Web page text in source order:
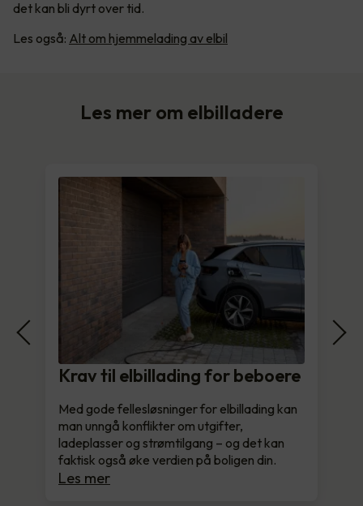
det kan bli dyrt over tid.
Les også: Alt om hjemmelading av elbil
Les mer om elbilladere
Krav til elbillading for beboere
Med gode fellesløsninger for elbillading kan
man unngå konflikter om utgifter,
ladeplasser og strømtilgang – og det kan
faktisk også øke verdien på boligen din.
Les mer